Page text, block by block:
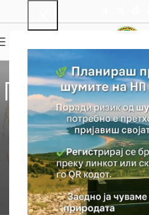
Препораки
од
DCOn 25/